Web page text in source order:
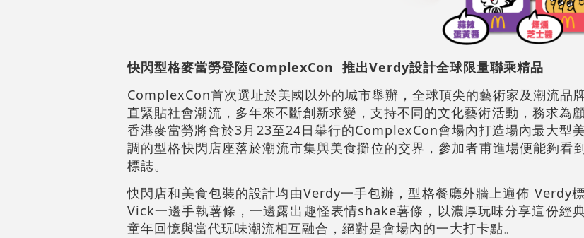
快閃型格麥當勞登陸ComplexCon 推出Verdy設計全球限量聯乘精品
ComplexCon首次選址於美國以外的城市舉辦，全球頂尖的藝術家及潮流品
直緊貼社會潮流，多年來不斷創新求變，支持不同的文化藝術活動，務求為
香港麥當勞將會於3月23至24日舉行的ComplexCon會場內打造場內最大型
調的型格快閃店座落於潮流市集與美食攤位的交界，參加者甫進場便能夠看
標誌。
快閃店和美食包裝的設計均由Verdy一手包辦，型格餐廳外牆上遍佈 Verdy
Vick一邊手執薯條，一邊露出趣怪表情shake薯條，以濃厚玩味分享這份經
童年回憶與當代玩味潮流相互融合，絕對是會場內的一大打卡點。